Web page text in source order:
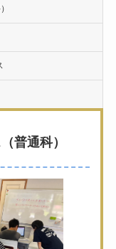
普通科）